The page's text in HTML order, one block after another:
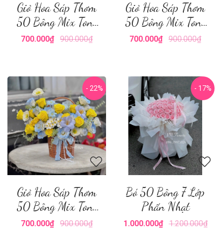
Giỏ Hoa Sáp Thơm
50 Bông Mix Tone
Tím
700.000₫ 900.000₫
Giỏ Hoa Sáp Thơm
50 Bông Mix Tone
Xanh Lá
700.000₫ 900.000₫
- 22%
Giỏ Hoa Sáp Thơm
50 Bông Mix Tone
Vàng
700.000₫ 900.000₫
- 17%
Bó 50 Bông 7 Lớp
Phấn Nhạt
1.000.000₫ 1.200.000₫